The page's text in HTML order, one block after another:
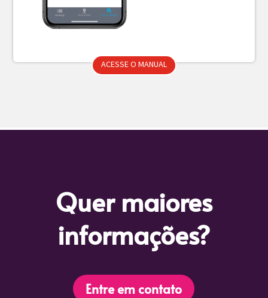
ACESSE O MANUAL
Quer maiores
informações?
Entre em contato